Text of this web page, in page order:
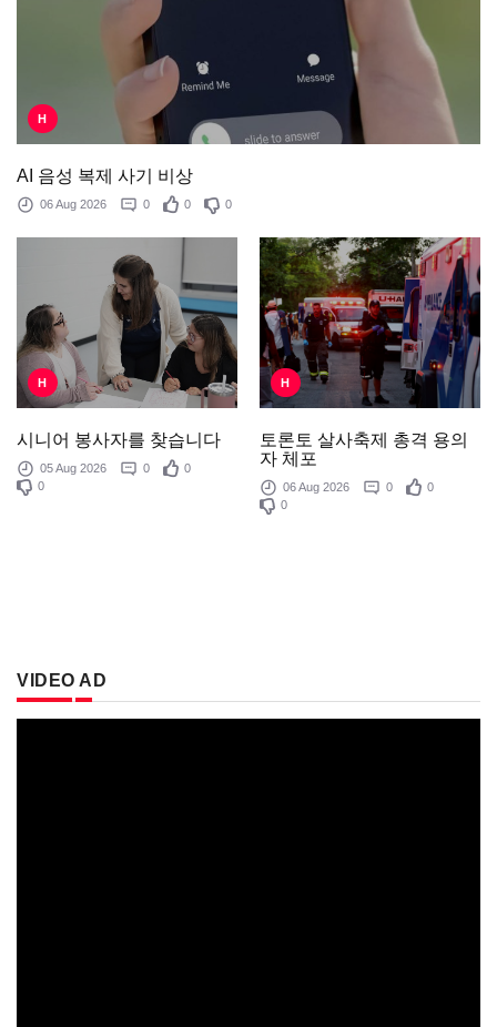
H
AI 음성 복제 사기 비상
06 Aug 2026 0 0 0
H
시니어 봉사자를 찾습니다
05 Aug 2026 0
0
0
H
토론토 살사축제 총격 용의
자 체포
06 Aug 2026 0
0
0
VIDEO AD